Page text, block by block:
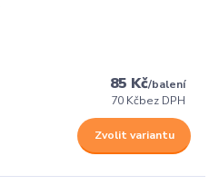
85 Kč/balení
70 Kčbez DPH
Zvolit variantu